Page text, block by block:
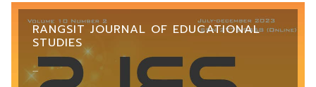
RANGSIT JOURNAL OF EDUCATIONAL
STUDIES
....